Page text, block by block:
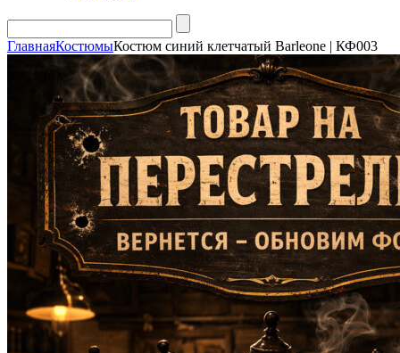
ГлавнаяКостюмыКостюм синий клетчатый Barleone | КФ003